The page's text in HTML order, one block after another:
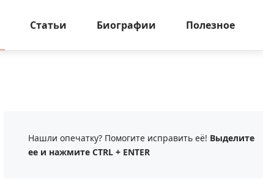
Статьи Биографии Полезное
Нашли опечатку? Помогите исправить её! Выделите
ее и нажмите CTRL + ENTER